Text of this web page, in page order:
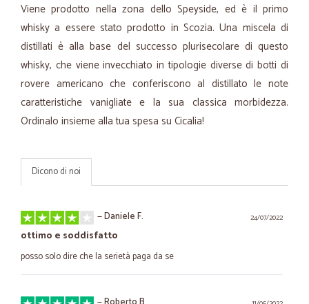
Viene prodotto nella zona dello Speyside, ed è il primo
whisky a essere stato prodotto in Scozia. Una miscela di
distillati è alla base del successo plurisecolare di questo
whisky, che viene invecchiato in tipologie diverse di botti di
rovere americano che conferiscono al distillato le note
caratteristiche vanigliate e la sua classica morbidezza.
Ordinalo insieme alla tua spesa su Cicalia!
Dicono di noi
24/07/2022
—Daniele F.
ottimo e soddisfatto
posso solo dire che la serietà paga da se